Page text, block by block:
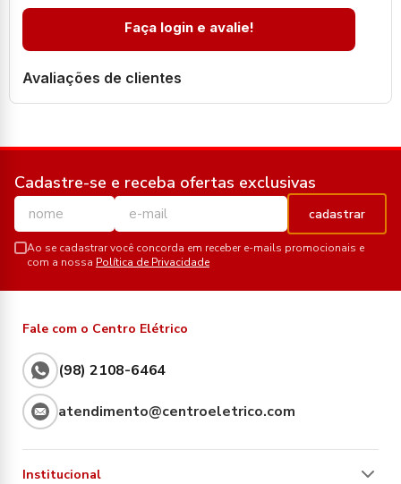
Faça login e avalie!
Avaliações de clientes
Cadastre-se e receba ofertas exclusivas
cadastrar
Ao se cadastrar você concorda em receber e-mails promocionais e
com a nossa Política de Privacidade
Fale com o Centro Elétrico
(98) 2108-6464
atendimento@centroeletrico.com
Institucional